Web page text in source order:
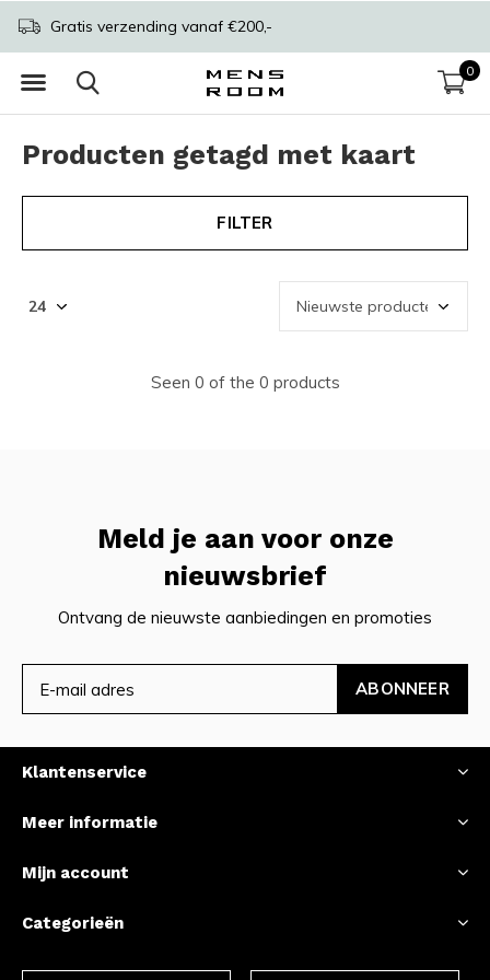
0
Gratis verzending vanaf €200,-
Producten getagd met kaart
FILTER
Seen 0 of the 0 products
Meld je aan voor onze
nieuwsbrief
Ontvang de nieuwste aanbiedingen en promoties
ABONNEER
Klantenservice
Meer informatie
Mijn account
Categorieën